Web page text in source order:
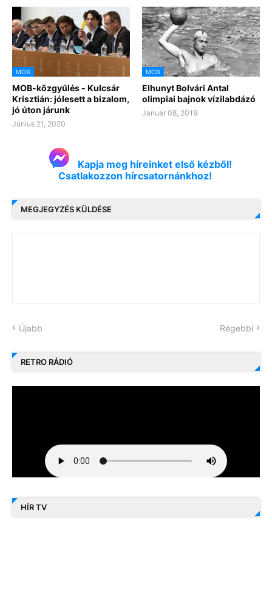
MOB
MOB-közgyűlés - Kulcsár
Krisztián: jólesett a bizalom,
jó úton járunk
Június 21, 2020
MOB
Elhunyt Bolvári Antal
olimpiai bajnok vízilabdázó
Január 08, 2019
Kapja meg híreinket első kézből!
Csatlakozzon hírcsatornánkhoz!
MEGJEGYZÉS KÜLDÉSE
Újabb Régebbi
RETRO RÁDIÓ
HÍR TV